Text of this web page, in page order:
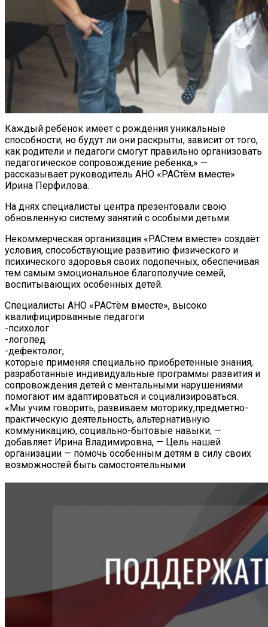
Каждый ребёнок имеет с рождения уникальные
способности, но будут ли они раскрыты, зависит от того,
как родители и педагоги смогут правильно организовать
педагогическое сопровождение ребенка,» —
рассказывает руководитель АНО «РАСтём вместе»
Ирина Перфилова.
На днях специалисты центра презентовали свою
обновленную систему занятий с особыми детьми.
Некоммерческая организация «РАСтем вместе» создаёт
условия, способствующие развитию физического и
психического здоровья своих подопечных, обеспечивая
тем самым эмоциональное благополучие семей,
воспитывающих особенных детей.
Специалисты АНО «РАСтëм вместе», высоко
квалифицированные педагоги
-психолог
-логопед
-дефектолог,
которые применяя специально приобретенные знания,
разработанные индивидуальные программы развития и
сопровождения детей с ментальными нарушениями
помогают им адаптироваться и социализироваться.
«Мы учим говорить, развиваем моторику,предметно-
практическую деятельность, альтернативную
коммуникацию, социально-бытовые навыки, —
добавляет Ирина Владимировна, — Цель нашей
организации — помочь особенным детям в силу своих
возможностей быть самостоятельными